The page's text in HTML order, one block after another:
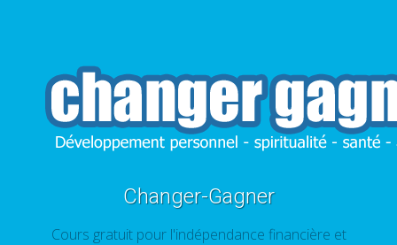
Changer-Gagner
Cours gratuit pour l'indépendance financière et